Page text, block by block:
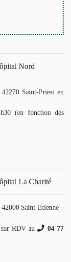
Nord
Saint-Priest en
(en fonction des
La Charité
42000 Saint-Etienne
sur RDV au
04 77